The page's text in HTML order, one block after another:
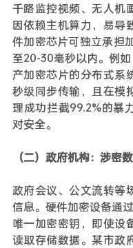
千路监控视频、无人机
因依赖主机算力，易导
件加密芯片可独立承担
至20-30毫秒以内。例
产加密芯片的分布式系
秒级同步传输，且在模
理成功拦截99.2%的暴
对安全。
（二）政府机构：涉密
政府会议、公文流转等
信息。硬件加密设备通
唯一加密密钥，即使设
读取存储数据。某市政